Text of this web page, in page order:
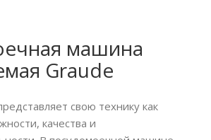
машина
Graude
свою технику как
качества и